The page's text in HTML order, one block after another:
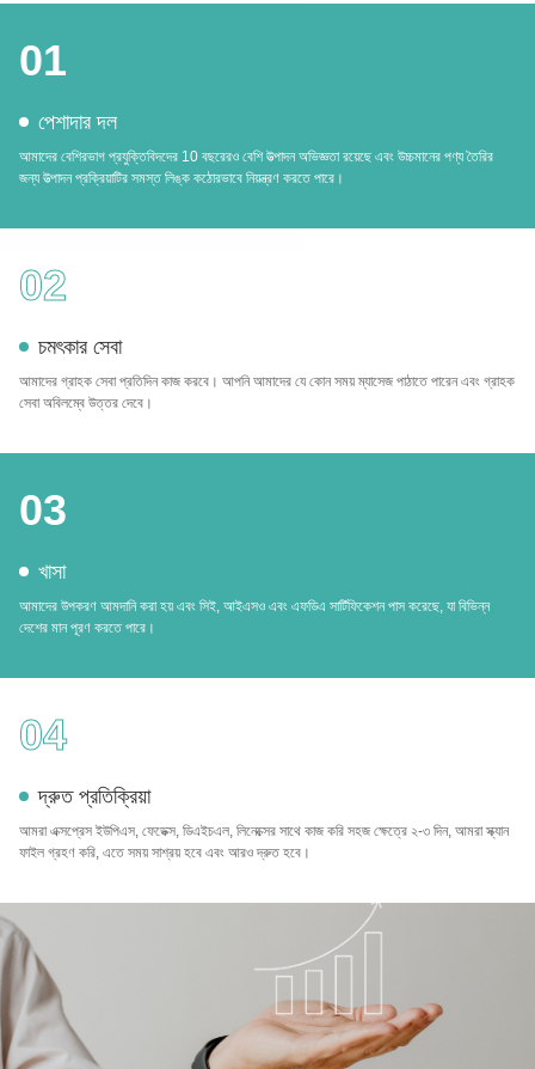
01
পেশাদার দল
আমাদের বেশিরভাগ প্রযুক্তিবিদদের 10 বছরেরও বেশি উত্পাদন অভিজ্ঞতা রয়েছে এবং উচ্চমানের পণ্য তৈরির
জন্য উত্পাদন প্রক্রিয়াটির সমস্ত লিঙ্ক কঠোরভাবে নিয়ন্ত্রণ করতে পারে।
02
চমৎকার সেবা
আমাদের গ্রাহক সেবা প্রতিদিন কাজ করবে। আপনি আমাদের যে কোন সময় ম্যাসেজ পাঠাতে পারেন এবং গ্রাহক
সেবা অবিলম্বে উত্তর দেবে।
03
খাসা
আমাদের উপকরণ আমদানি করা হয় এবং সিই, আইএসও এবং এফডিএ সার্টিফিকেশন পাস করেছে, যা বিভিন্ন
দেশের মান পূরণ করতে পারে।
04
দ্রুত প্রতিক্রিয়া
আমরা এক্সপ্রেস ইউপিএস, ফেডেক্স, ডিএইচএল, লিনেক্সের সাথে কাজ করি সহজ ক্ষেত্রে ২-৩ দিন, আমরা স্ক্যান
ফাইল গ্রহণ করি, এতে সময় সাশ্রয় হবে এবং আরও দ্রুত হবে।